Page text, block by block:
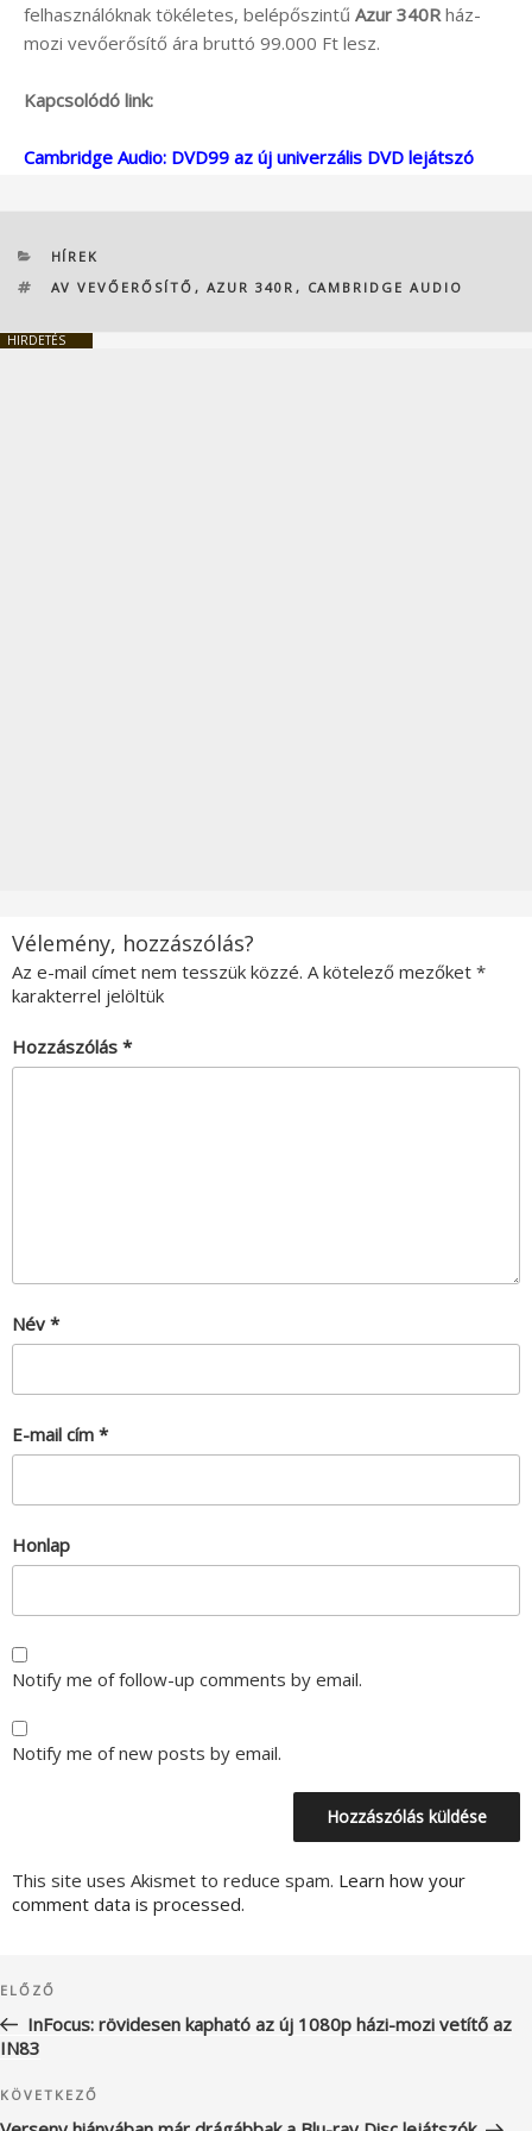
felhasználóknak tökéletes, belépőszintű Azur 340R ház-
mozi vevőerősítő ára bruttó 99.000 Ft lesz.
Kapcsolódó link:
Cambridge Audio: DVD99 az új univerzális DVD lejátszó
KATEGÓRIÁK
HÍREK
CÍMKÉK
AV VEVŐERŐSÍTŐ , AZUR 340R , CAMBRIDGE AUDIO
HIRDETÉS
Vélemény, hozzászólás?
Az e-mail címet nem tesszük közzé. A kötelező mezőket *
karakterrel jelöltük
Hozzászólás *
Név *
E-mail cím *
Honlap
Notify me of follow-up comments by email.
Notify me of new posts by email.
This site uses Akismet to reduce spam. Learn how your
comment data is processed.
navigáció
Korábbi
bejegyzés
ELŐZŐ
InFocus: rövidesen kapható az új 1080p házi-mozi vetítő az
IN83
Következő
bejegyzés
KÖVETKEZŐ